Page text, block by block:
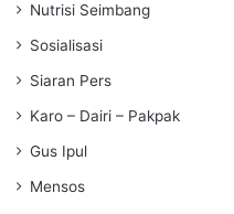
Nutrisi Seimbang
Sosialisasi
Siaran Pers
Karo – Dairi – Pakpak
Gus Ipul
Mensos